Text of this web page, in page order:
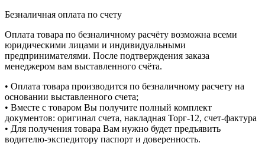
Безналичная оплата по счету
Оплата товара по безналичному расчёту возможна всеми
юридическими лицами и индивидуальными
предпринимателями. После подтверждения заказа
менеджером вам выставленного счёта.
• Оплата товара производится по безналичному расчету на
основании выставленного счета;
• Вместе с товаром Вы получите полный комплект
документов: оригинал счета, накладная Торг-12, счет-фактура
• Для получения товара Вам нужно будет предъявить
водителю-экспедитору паспорт и доверенность.